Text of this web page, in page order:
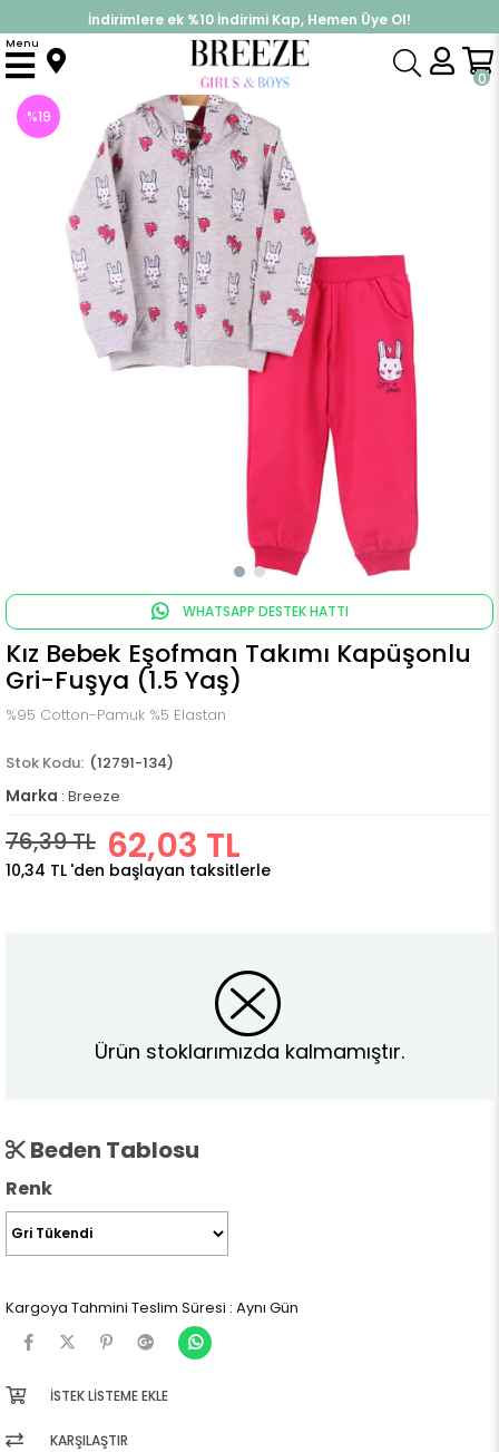
%30 Sepette Yaz İndirimi, Hemen Al!
İndirimlere ek %10 İndirimi Kap, Hemen Üye Ol!
0
Menu
Anasayfa Takımlar Eşofman Takım Kız Bebek Eşofman Takımı Kapüşonlu Gri-Fuşya (1.5 Yaş)
%19
WHATSAPP DESTEK HATTI
Kız Bebek Eşofman Takımı Kapüşonlu
Gri-Fuşya (1.5 Yaş)
%95 Cotton-Pamuk %5 Elastan
(12791-134)
Marka : Breeze
76,39 TL 62,03 TL
10,34 TL 'den başlayan taksitlerle
Ürün stoklarımızda kalmamıştır.
Beden Tablosu
Renk
Kargoya Tahmini Teslim Süresi : Aynı Gün
İSTEK LISTEME EKLE
KARŞILAŞTIR